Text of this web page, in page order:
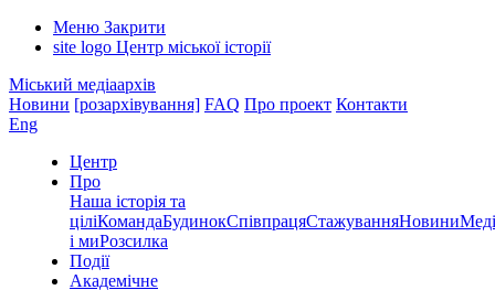
Меню Закрити
site logo Центр міської історії
Міський медіаархів
Новини [розархівування] FAQ Про проект Контакти
Eng
Центр
Про
Наша історія та
ціліКомандаБудинокСпівпрацяСтажуванняНовини
і миРозсилка
Події
Академічне